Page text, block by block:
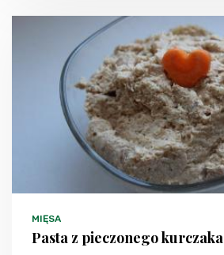
MIĘSA
Pasta z pieczonego kurczaka